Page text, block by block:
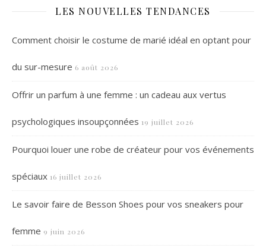
LES NOUVELLES TENDANCES
Comment choisir le costume de marié idéal en optant pour
du sur-mesure 6 août 2026
Offrir un parfum à une femme : un cadeau aux vertus
psychologiques insoupçonnées 19 juillet 2026
Pourquoi louer une robe de créateur pour vos événements
spéciaux 16 juillet 2026
Le savoir faire de Besson Shoes pour vos sneakers pour
femme 9 juin 2026